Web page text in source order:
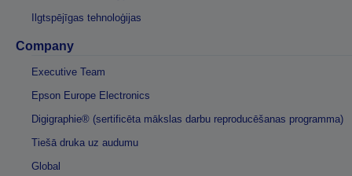
Ilgtspējīgas tehnoloģijas
Company
Executive Team
Epson Europe Electronics
Digigraphie® (sertificēta mākslas darbu reproducēšanas programma)
Tiešā druka uz audumu
Global